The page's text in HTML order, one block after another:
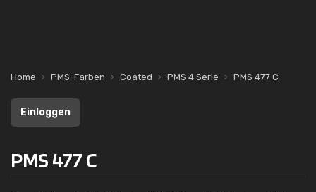
Home PMS-Farben Coated PMS 4 Serie PMS 477 C
Einloggen
PMS 477 C